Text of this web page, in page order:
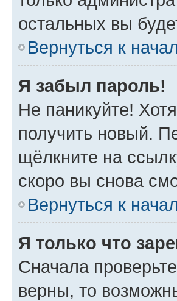
остальных вы
Вернуться к
Я забыл пароль!
Не паникуйте!
получить новый.
щёлкните на
скоро вы снова
Вернуться к
Я только что
Сначала
верны, то